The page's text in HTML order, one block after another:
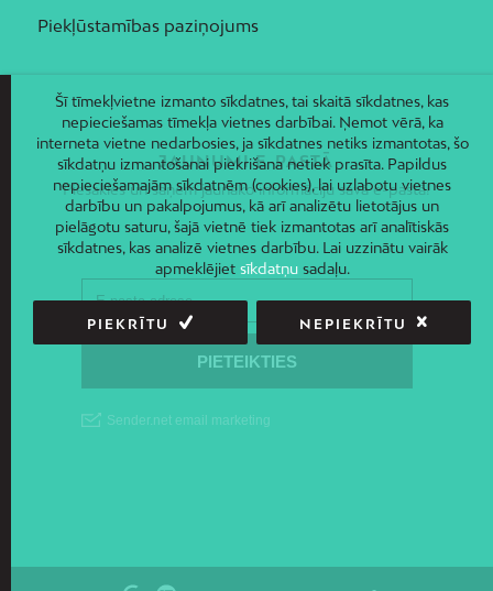
Piekļūstamības paziņojums
JAUNUMI E-PASTĀ
Piesakies un saņem jaunāko informāciju savā e-pastā!
Šī tīmekļvietne izmanto sīkdatnes, tai skaitā sīkdatnes, kas
nepieciešamas tīmekļa vietnes darbībai. Ņemot vērā, ka
interneta vietne nedarbosies, ja sīkdatnes netiks izmantotas, šo
sīkdatņu izmantošanai piekrišana netiek prasīta. Papildus
nepieciešamajām sīkdatnēm (cookies), lai uzlabotu vietnes
darbību un pakalpojumus, kā arī analizētu lietotājus un
pielāgotu saturu, šajā vietnē tiek izmantotas arī analītiskās
sīkdatnes, kas analizē vietnes darbību. Lai uzzinātu vairāk
apmeklējiet sīkdatņusadaļu.
PIEKRĪTU NEPIEKRĪTU